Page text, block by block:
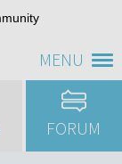
MENU
FORUM